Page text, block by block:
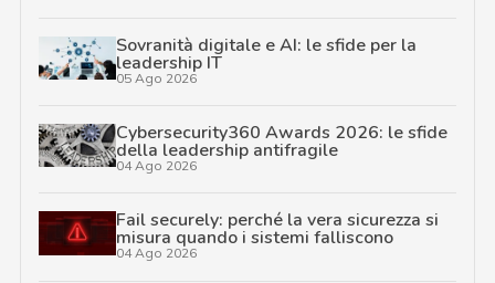
Sovranità digitale e AI: le sfide per la
leadership IT
05 Ago 2026
Cybersecurity360 Awards 2026: le sfide
della leadership antifragile
04 Ago 2026
Fail securely: perché la vera sicurezza si
misura quando i sistemi falliscono
04 Ago 2026